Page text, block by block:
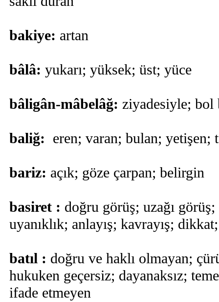
bakiye: artan
bâlâ: yukarı; yüksek; üst; yüce
bâligân-mâbelâğ: ziyadesiyle; bol
baliğ: eren; varan; bulan; yetişen;
bariz: açık; göze çarpan; belirgin
basiret : doğru görüş; uzağı
uyanıklık; anlayış; kavrayış;
batıl : doğru ve haklı olmayan;
hukuken geçersiz; dayanaksız;
ifade etmeyen